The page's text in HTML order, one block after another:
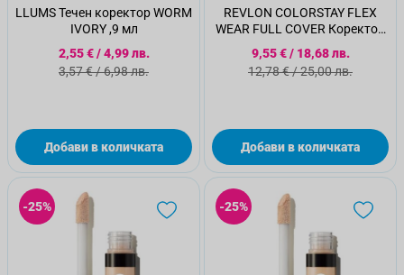
LLUMS Течен коректор WORM
IVORY ,9 мл
Специална цена
2,55 €/4,99 лв.
Стандартна цена
3,57 €/6,98 лв.
Добави в количката
REVLON COLORSTAY FLEX
WEAR FULL COVER Коректор
060,10мл
Специална цена
9,55 €/ 18,68 лв.
Стандартна цена
12,78 €/25,00 лв.
Добави в количката
-25% -25%